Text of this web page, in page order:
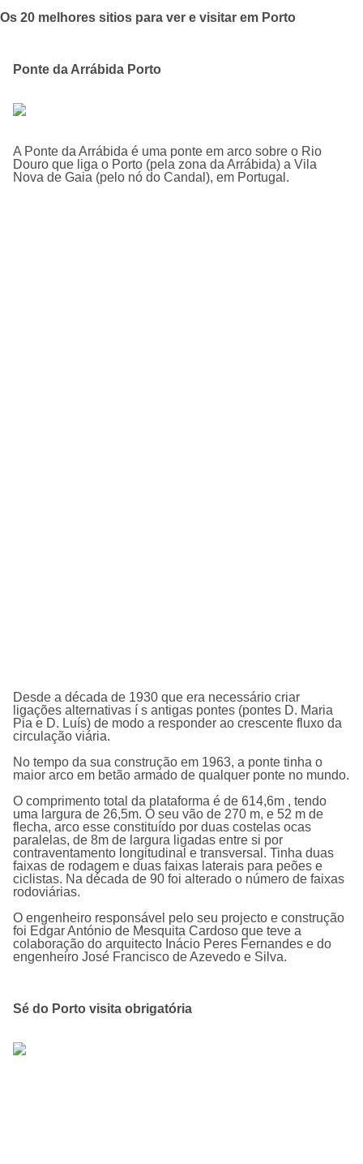
Os 20 melhores sitios para ver e visitar em Porto
Ponte da Arrábida Porto
A Ponte da Arrábida é uma ponte em arco sobre o Rio
Douro que liga o Porto (pela zona da Arrábida) a Vila
Nova de Gaia (pelo nó do Candal), em Portugal.
Desde a década de 1930 que era necessário criar
ligações alternativas í s antigas pontes (pontes D. Maria
Pia e D. Luí­s) de modo a responder ao crescente fluxo da
circulação viária.
No tempo da sua construção em 1963, a ponte tinha o
maior arco em betão armado de qualquer ponte no mundo.
O comprimento total da plataforma é de 614,6m , tendo
uma largura de 26,5m. O seu vão de 270 m, e 52 m de
flecha, arco esse constituí­do por duas costelas ocas
paralelas, de 8m de largura ligadas entre si por
contraventamento longitudinal e transversal. Tinha duas
faixas de rodagem e duas faixas laterais para peões e
ciclistas. Na década de 90 foi alterado o número de faixas
rodoviárias.
O engenheiro responsável pelo seu projecto e construção
foi Edgar António de Mesquita Cardoso que teve a
colaboração do arquitecto Inácio Peres Fernandes e do
engenheiro José Francisco de Azevedo e Silva.
Sé do Porto visita obrigatória